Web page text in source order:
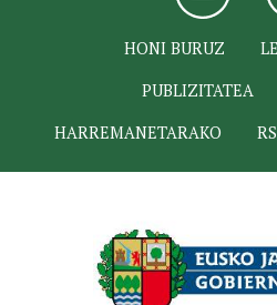
HONI BURUZ
PUBLIZITATEA
HARREMANETARAKO